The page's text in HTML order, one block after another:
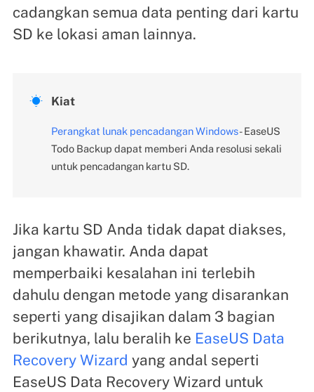
cadangkan semua data penting dari kartu
SD ke lokasi aman lainnya.
 Kiat
Perangkat lunak pencadangan Windows- EaseUS
Todo Backup dapat memberi Anda resolusi sekali
untuk pencadangan kartu SD.
Jika kartu SD Anda tidak dapat diakses,
jangan khawatir. Anda dapat
memperbaiki kesalahan ini terlebih
dahulu dengan metode yang disarankan
seperti yang disajikan dalam 3 bagian
berikutnya, lalu beralih ke EaseUS Data
Recovery Wizard yang andal seperti
EaseUS Data Recovery Wizard untuk